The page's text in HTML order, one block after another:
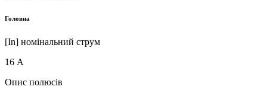
Головна
[In] номінальний струм
16 А
Опис полюсів